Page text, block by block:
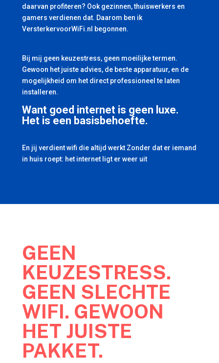
daarvan profiteren? Ook gezinnen, thuiswerkers en
gamers verdienen dat. Daarom ben ik
VersterkervoorWiFi.nl begonnen.
Bij mij geen keuzestress, geen moeilijke termen.
Gewoon het juiste advies, de beste apparatuur, en de
mogelijkheid om het direct professioneel te laten
installeren.
Want goed internet is geen luxe.
Het is een basisbehoefte.
En jij verdient wifi die altijd werkt Zonder dat er iemand
in huis roept: het internet ligt er weer uit
GEEN
KEUZESTRESS.
GEEN SLECHTE
WIFI. GEWOON
HET JUISTE
PAKKET.